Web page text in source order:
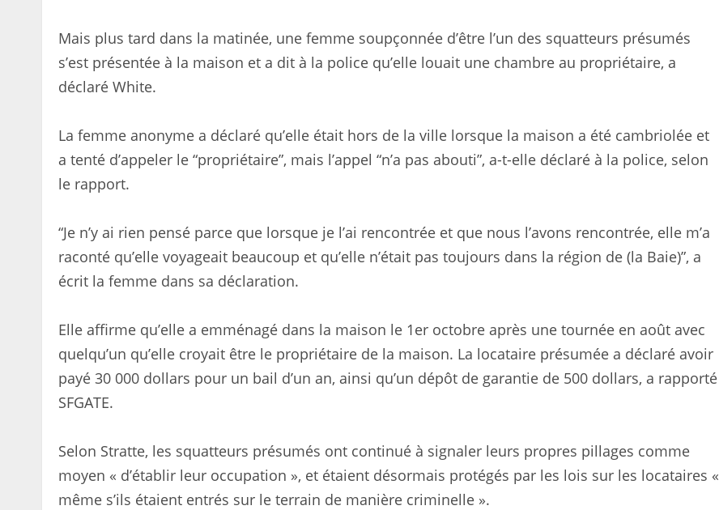
Mais plus tard dans la matinée, une femme soupçonnée d’être l’un des squatteurs présumés
s’est présentée à la maison et a dit à la police qu’elle louait une chambre au propriétaire, a
déclaré White.
La femme anonyme a déclaré qu’elle était hors de la ville lorsque la maison a été cambriolée et
a tenté d’appeler le “propriétaire”, mais l’appel “n’a pas abouti”, a-t-elle déclaré à la police, selon
le rapport.
“Je n’y ai rien pensé parce que lorsque je l’ai rencontrée et que nous l’avons rencontrée, elle m’a
raconté qu’elle voyageait beaucoup et qu’elle n’était pas toujours dans la région de (la Baie)”, a
écrit la femme dans sa déclaration.
Elle affirme qu’elle a emménagé dans la maison le 1er octobre après une tournée en août avec
quelqu’un qu’elle croyait être le propriétaire de la maison. La locataire présumée a déclaré avoir
payé 30 000 dollars pour un bail d’un an, ainsi qu’un dépôt de garantie de 500 dollars, a rapporté
SFGATE.
Selon Stratte, les squatteurs présumés ont continué à signaler leurs propres pillages comme
moyen « d’établir leur occupation », et étaient désormais protégés par les lois sur les locataires «
même s’ils étaient entrés sur le terrain de manière criminelle ».